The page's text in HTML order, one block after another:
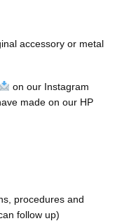
accessory or metal
on our Instagram
made on our HP
procedures and
follow up)